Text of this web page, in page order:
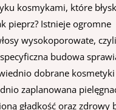
kosmykami, które
pieprz? Istnieje ogromne
wysokoporowate,
budowa
dobrane
zaplanowana
gładkość oraz zdrowy